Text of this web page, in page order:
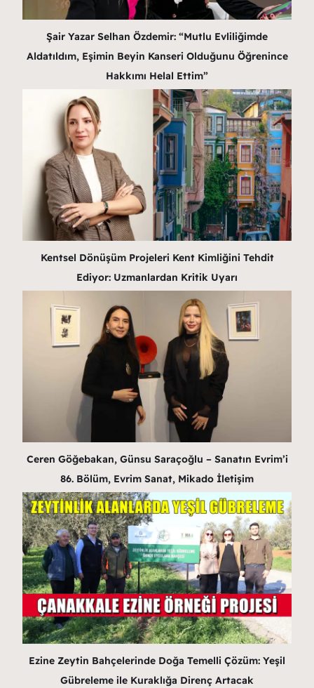
Şair Yazar Selhan Özdemir: “Mutlu Evliliğimde
Aldatıldım, Eşimin Beyin Kanseri Olduğunu Öğrenince
Hakkımı Helal Ettim”
Kentsel Dönüşüm Projeleri Kent Kimliğini Tehdit
Ediyor: Uzmanlardan Kritik Uyarı
Ceren Göğebakan, Günsu Saraçoğlu – Sanatın Evrim’i
86. Bölüm, Evrim Sanat, Mikado İletişim
Ezine Zeytin Bahçelerinde Doğa Temelli Çözüm: Yeşil
Gübreleme ile Kuraklığa Direnç Artacak